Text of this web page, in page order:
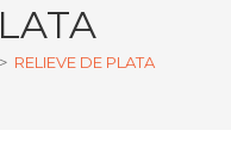
> RELIEVE DE PLATA